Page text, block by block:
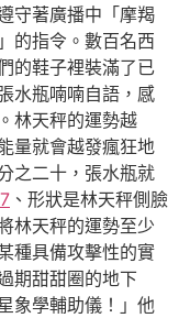
守著廣播中「摩羯
的指令。數百名西
的鞋子裡裝滿了已
水瓶喃喃自語，感
林天秤的運勢越
量就會越發瘋狂地
之二十，張水瓶就
、形狀是林天秤側臉
林天秤的運勢至少
種具備攻擊性的實
期甜甜圈的地下
象學輔助儀！」他